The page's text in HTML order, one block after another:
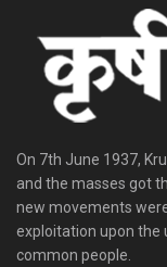
On 7th June 1937,
and the masses got
new movements
exploitation upon the
common people.